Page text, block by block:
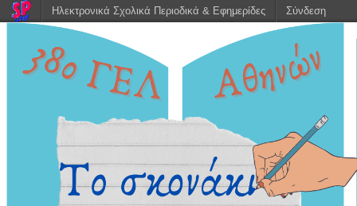
Ηλεκτρονικά Σχολικά Περιοδικά & Εφημερίδες Σύνδεση